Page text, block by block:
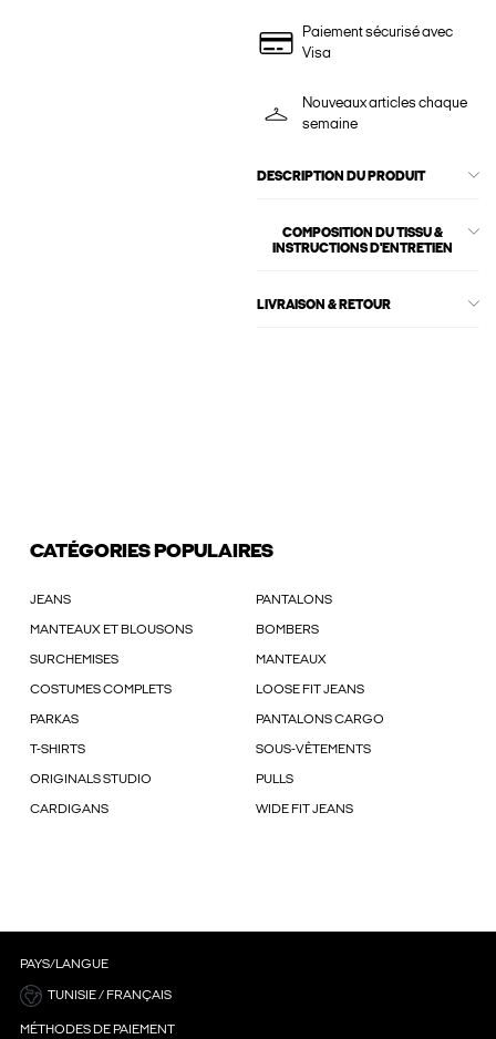
Paiement sécurisé avec
Visa
Nouveaux articles chaque
semaine
DESCRIPTION DU PRODUIT
COMPOSITION DU TISSU &
INSTRUCTIONS D'ENTRETIEN
LIVRAISON & RETOUR
CATÉGORIES POPULAIRES
JEANS PANTALONS
MANTEAUX ET BLOUSONS BOMBERS
SURCHEMISES MANTEAUX
COSTUMES COMPLETS LOOSE FIT JEANS
PARKAS PANTALONS CARGO
T-SHIRTS SOUS-VÊTEMENTS
ORIGINALS STUDIO PULLS
CARDIGANS WIDE FIT JEANS
PAYS/LANGUE
TUNISIE / FRANÇAIS
MÉTHODES DE PAIEMENT